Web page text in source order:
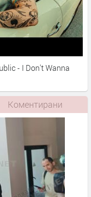
- I Don't Wanna
Коментирани